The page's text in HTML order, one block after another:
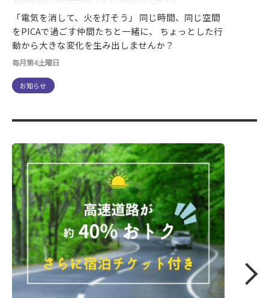
「電気を消して、火を灯そう」 同じ時間、同じ空間
をPICAで過ごす仲間たちと一緒に、 ちょっとした行
動から大きな変化を生み出しませんか？
毎月第4土曜日
お知らせ